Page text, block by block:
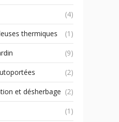
(4)
thermiques (1)
(9)
(2)
et désherbage (2)
(1)